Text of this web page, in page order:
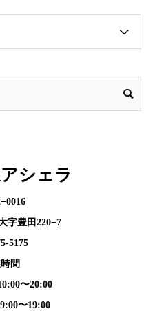
シェラ
字豊田220−7
5175
間
〜20:00
〜19:00